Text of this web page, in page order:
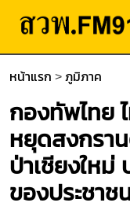
หน้าแรก > ภูมิภาค
กองทัพไทย
หยุดสงกรา
ป่าเชียงให
ของประชาช